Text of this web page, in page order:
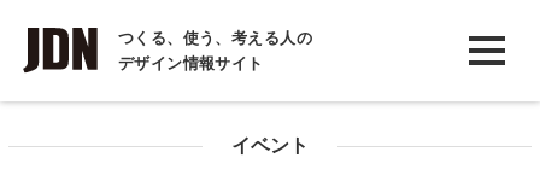
つくる、使う、考える人の
デザイン情報サイト
INTERVIEW
インタビュー
イベント